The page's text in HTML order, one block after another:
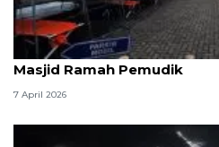
Kemenag: 3,5 juta orang
Masjid Ramah Pemudik
7 April 2026